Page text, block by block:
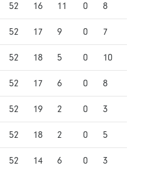
52 16 11 0 8
52 17 9 0 7
52 18 5 0 10
52 17 6 0 8
52 19 2 0 3
52 18 2 0 5
52 14 6 0 3